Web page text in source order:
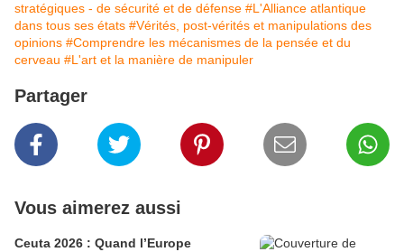
stratégiques - de sécurité et de défense #L'Alliance atlantique
dans tous ses états #Vérités, post-vérités et manipulations des
opinions #Comprendre les mécanismes de la pensée et du
cerveau #L'art et la manière de manipuler
Partager
Vous aimerez aussi
Ceuta 2026 : Quand l’Europe